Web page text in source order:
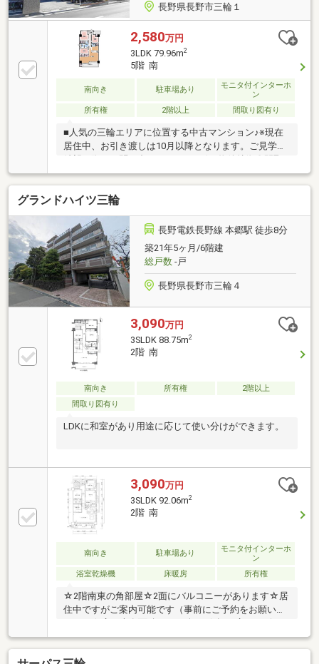
長野県長野市三輪１
2,580万円
3LDK 79.96m2
5階 南
南向き 駐車場あり
モニタ付インターホ
ン
所有権
2階以上 間取り図有り
■人気の三輪エリアに位置する中古マンション♪※現在
居住中、お引き渡しは10月以降となります。ご見学ご
りは３LDK、広々20帖のLDKが魅力です☆〇嬉しい都
市ガス仕様♪〇５階角部屋、南向きで日当たり良好♪〇
ペット不可■周辺環境〇小学校：徒歩約15分〇中学
校：徒歩約18分〇セブンイレブン三輪店：徒歩３分〇
クスリのアオキ三輪東店：徒歩３分〇DCM北長野通
店：車２分〇新規オープン！Aコープ北長野店：車２
分〇デリシアスーパー三輪店：車２分〇JR北長野駅：
車４分■現況、クリーニング（売主負担）してお引き
渡しとなります
グランドハイツ三輪
長野電鉄長野線 本郷駅 徒歩8分
築21年5ヶ月/6階建
総戸数-戸
長野県長野市三輪４
3,090万円
3SLDK 88.75m2
2階 南
南向き 所有権
2階以上
間取り図有り
LDKに和室があり用途に応じて使い分けができます。
3,090万円
3SLDK 92.06m2
2階 南
南向き 駐車場あり
モニタ付インターホ
ン
浴室乾燥機
床暖房 所有権
☆2階南東の角部屋☆2面にバルコニーがあります☆居
住中ですがご案内可能です（事前にご予約をお願いし
グダイニング16.3帖☆ペット飼育可能☆隣接に月極駐
車場あり（1台4000円）☆南面1.8ｍの広いバルコニー